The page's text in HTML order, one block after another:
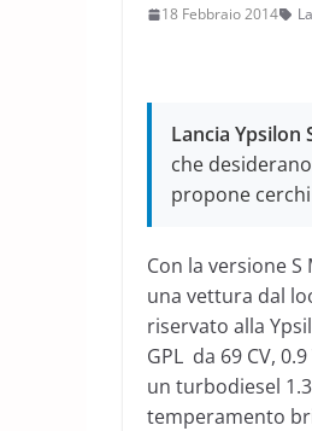
18 Febbraio 2014
Lancia Ypsilon
che
propone
Con la versione S
una vettura dal
riservato alla
GPL da 69 CV,
un turbodiesel
temperamento